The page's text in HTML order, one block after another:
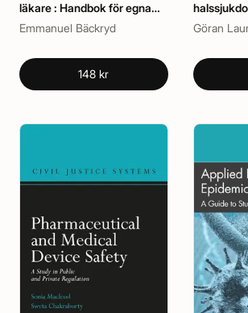
läkare : Handbok för egna
reflektioner och kollegiala
Emmanuel Bäckryd
148 kr
halskirurgi
Göran